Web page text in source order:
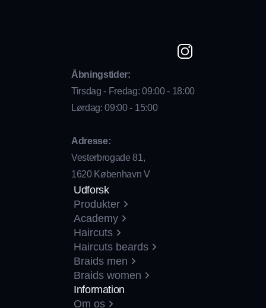
Åbningstider:
Tirsdag - Fredag: 09:00 - 18:00
Lørdag: 09:00 - 15:00
Adresse:
Vesterbrogade 81,
1620 København V
Udforsk
Produkter
Academy
Haircuts
Haircuts beards
Braids men
Braids women
Information
Om os